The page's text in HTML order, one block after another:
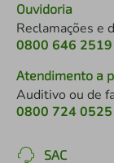
Ouvidoria
Reclamações e
0800 646 2519
Atendimento a
Auditivo ou de
0800 724 0525
SAC